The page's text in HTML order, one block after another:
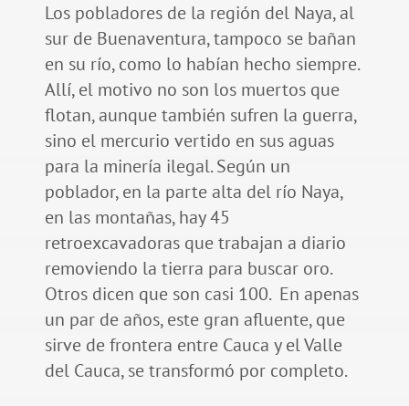
Los pobladores de la región del Naya, al
sur de Buenaventura, tampoco se bañan
en su río, como lo habían hecho siempre.
Allí, el motivo no son los muertos que
flotan, aunque también sufren la guerra,
sino el mercurio vertido en sus aguas
para la minería ilegal. Según un
poblador, en la parte alta del río Naya,
en las montañas, hay 45
retroexcavadoras que trabajan a diario
removiendo la tierra para buscar oro.
Otros dicen que son casi 100. En apenas
un par de años, este gran afluente, que
sirve de frontera entre Cauca y el Valle
del Cauca, se transformó por completo.